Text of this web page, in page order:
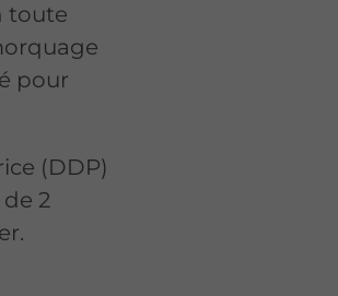
toute
pour
(DDP)
2